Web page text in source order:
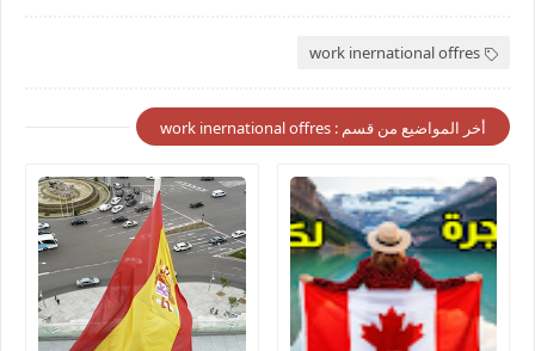
work inernational offres
أخر المواضيع من قسم : work inernational offres